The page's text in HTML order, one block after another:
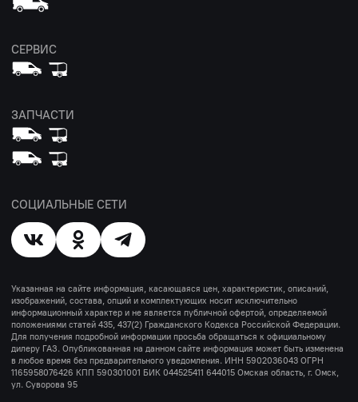
СЕРВИС
ЗАПЧАСТИ
СОЦИАЛЬНЫЕ СЕТИ
Указанная на сайте информация, касающаяся цен, характеристик, описаний,
изображений, состава, опций и комплектующих носит исключительно
информационный характер и не является публичной офертой, определяемой
положениями статей 435, 437(2) Гражданского Кодекса Российской Федерации.
Для получения подробной информации просьба обращаться к официальному
дилеру ГАЗ. Опубликованная на данном сайте информация может быть изменена
в любое время без предварительного уведомления. ИНН 5902036043 ОГРН
1165958076426 КПП 590301001 БИК 044525411 644015 Омская область, г. Омск,
ул. Суворова 95